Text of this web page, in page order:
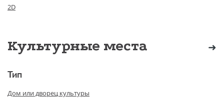
2D
Культурные места
Тип
Дом или дворец культуры